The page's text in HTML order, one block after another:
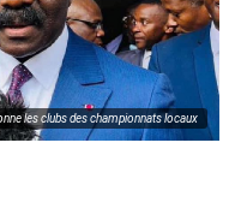
les clubs des championnats locaux